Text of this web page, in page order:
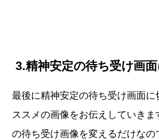
3.精神安定の待ち受け画
最後に精神安定の待ち受け画面に
ススメの画像をお伝えしていき
の待ち受け画像を変えるだけなの